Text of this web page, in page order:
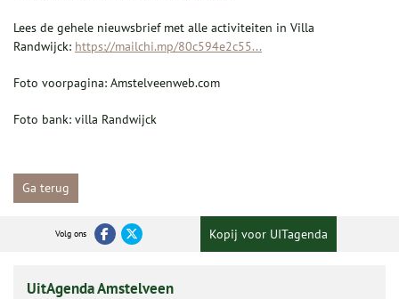
Lees de gehele nieuwsbrief met alle activiteiten in Villa
Randwijck: https://mailchi.mp/80c594e2c55...
Foto voorpagina: Amstelveenweb.com
Foto bank: villa Randwijck
Ga terug
Volg ons Kopij voor UITagenda
UitAgenda Amstelveen